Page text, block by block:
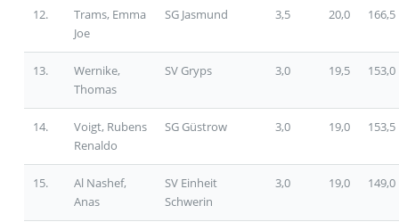
12.
Trams, Emma
Joe
SG Jasmund 3,5 20,0 166,5
13.
Wernike,
Thomas
SV Gryps 3,0 19,5 153,0
14.
Voigt, Rubens
Renaldo
SG Güstrow 3,0 19,0 153,5
15.
Al Nashef,
Anas
SV Einheit
Schwerin
3,0 19,0 149,0